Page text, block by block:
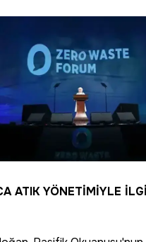
ATIK YÖNETİMİYLE